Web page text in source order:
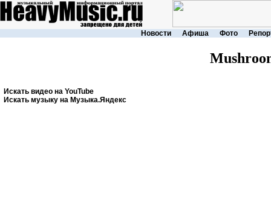
Новости Афиша Фото
Искать видео на YouTube
Искать музыку на Музыка.Яндекс